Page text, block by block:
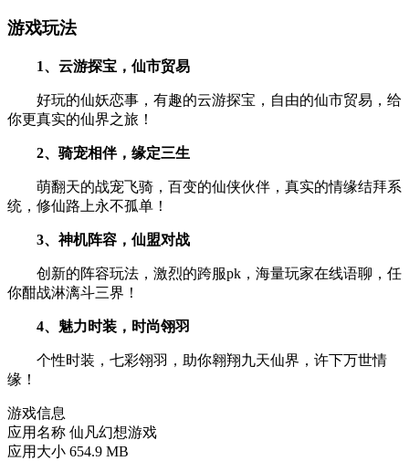
游戏玩法
1、云游探宝，仙市贸易
好玩的仙妖恋事，有趣的云游探宝，自由的仙市贸易，给
你更真实的仙界之旅！
2、骑宠相伴，缘定三生
萌翻天的战宠飞骑，百变的仙侠伙伴，真实的情缘结拜系
统，修仙路上永不孤单！
3、神机阵容，仙盟对战
创新的阵容玩法，激烈的跨服pk，海量玩家在线语聊，任
你酣战淋漓斗三界！
4、魅力时装，时尚翎羽
个性时装，七彩翎羽，助你翱翔九天仙界，许下万世情
缘！
游戏信息
应用名称 仙凡幻想游戏
应用大小 654.9 MB